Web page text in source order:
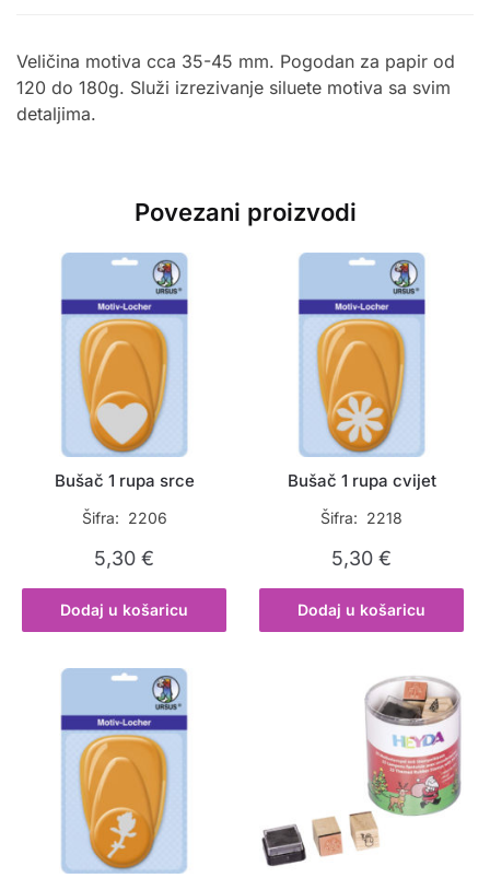
Veličina motiva cca 35-45 mm. Pogodan za papir od
120 do 180g. Služi izrezivanje siluete motiva sa svim
detaljima.
Povezani proizvodi
Bušač 1 rupa srce
Šifra: 2206
5,30€
Dodaj u košaricu
Bušač 1 rupa cvijet
Šifra: 2218
5,30€
Dodaj u košaricu